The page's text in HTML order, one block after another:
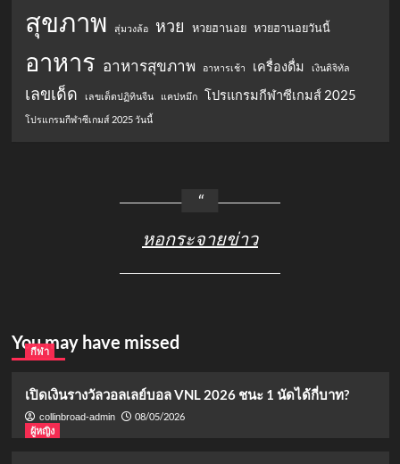
สุขภาพ สุ่มวงล้อ หวย หวยฮานอย หวยฮานอยวันนี้
อาหาร อาหารสุขภาพ อาหารเช้า เครื่องดื่ม เงินดิจิทัล
เลขเด็ด เลขเด็ดปฏิทินจีน แคปหมึก โปรแกรมกีฬาซีเกมส์ 2025
โปรแกรมกีฬาซีเกมส์ 2025 วันนี้
หอกระจายข่าว
You may have missed
กีฬา
เปิดเงินรางวัลวอลเลย์บอล VNL 2026 ชนะ 1 นัดได้กี่บาท?
collinbroad-admin
08/05/2026
ผู้หญิง